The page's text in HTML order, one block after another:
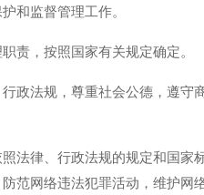
和监督管理工作。
责，按照国家有关规定确定。
法规，尊重社会公德，遵守
律、行政法规的规定和国家
网络违法犯罪活动，维护网